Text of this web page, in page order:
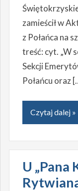
zamieścił w
z Połańca na
treść: cyt. „W
Sekcji
Połańcu oraz
Czytaj dalej »
U „Pana